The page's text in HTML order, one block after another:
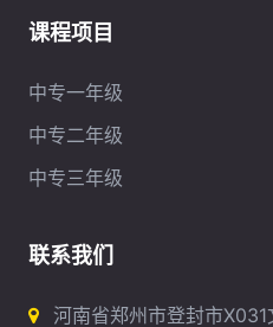
课程项目
中专一年级
中专二年级
中专三年级
联系我们
河南省郑州市登封市